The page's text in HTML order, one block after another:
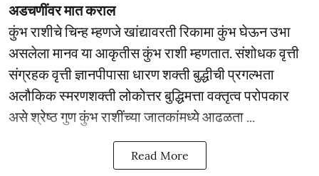
अडचणींवर मात कराल
कुंभ राशीचे चिन्ह म्हणजे खांद्यावरती रिकामा कुंभ घेऊन उभा
असलेला मानव या आकृतीस कुंभ राशी म्हणतात. संशोधक वृत्ती
संग्रहक वृत्ती ज्ञानपीपासा धारण शक्ती बुद्धीची प्रगल्भता
अलौकिक स्मरणशक्ती लोकोत्तर बुद्धिमत्ता वक्तृत्व परोपकार
असे श्रेष्ठ गुण कुंभ राशींच्या जातकांमध्ये आढळता ...
Read More